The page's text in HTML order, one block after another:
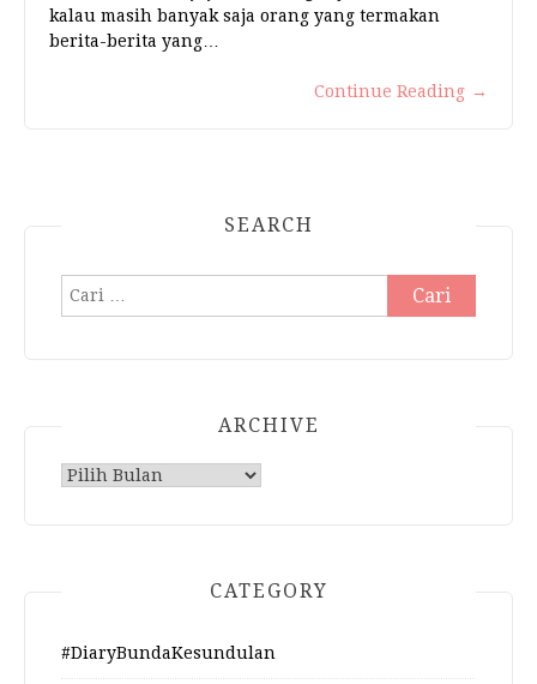
kalau masih banyak saja orang yang termakan
berita-berita yang…
Continue Reading →
SEARCH
Cari
untuk:
ARCHIVE
Archive
CATEGORY
#DiaryBundaKesundulan